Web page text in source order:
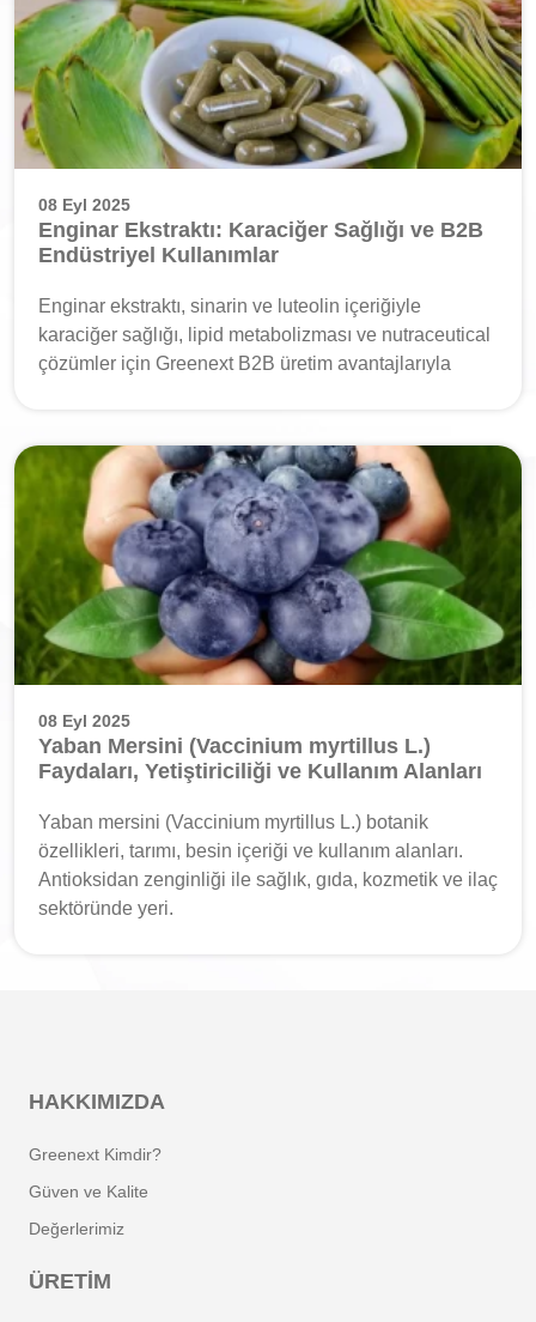
08 Eyl 2025
Enginar Ekstraktı: Karaciğer Sağlığı ve B2B
Endüstriyel Kullanımlar
Enginar ekstraktı, sinarin ve luteolin içeriğiyle
karaciğer sağlığı, lipid metabolizması ve nutraceutical
çözümler için Greenext B2B üretim avantajlarıyla
08 Eyl 2025
Yaban Mersini (Vaccinium myrtillus L.)
Faydaları, Yetiştiriciliği ve Kullanım Alanları
Yaban mersini (Vaccinium myrtillus L.) botanik
özellikleri, tarımı, besin içeriği ve kullanım alanları.
Antioksidan zenginliği ile sağlık, gıda, kozmetik ve ilaç
sektöründe yeri.
HAKKIMIZDA
Greenext Kimdir?
Güven ve Kalite
Değerlerimiz
ÜRETIM